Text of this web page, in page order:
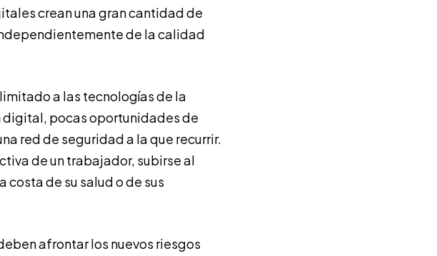
crean una gran cantidad de
de la calidad
a las tecnologías de la
pocas oportunidades de
red de seguridad a la que recurrir.
de un trabajador, subirse al
costa de su salud o de sus
afrontar los nuevos riesgos